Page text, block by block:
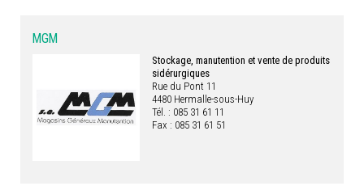
MGM
Stockage, manutention et vente de produits
sidérurgiques
Rue du Pont 11
4480 Hermalle-sous-Huy
Tél. : 085 31 61 11
Fax : 085 31 61 51